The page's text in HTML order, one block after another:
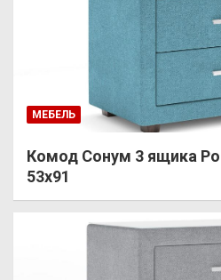
МЕБЕЛЬ
Комод Сонум 3 ящика
53х91